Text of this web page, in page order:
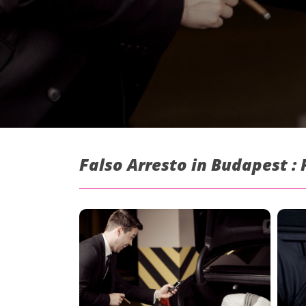
Falso Arresto in Budapest :